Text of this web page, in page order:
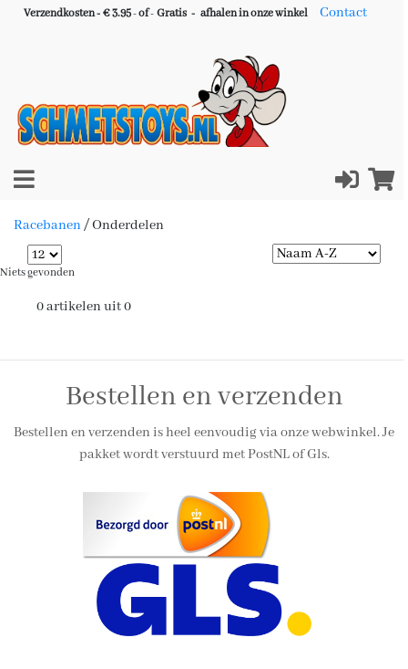
Verzendkosten - € 3.95-of- Gratis - afhalen in onze winkel Contact
Racebanen/Onderdelen
Niets gevonden
0 artikelen uit 0
Bestellen en verzenden
Bestellen en verzenden is heel eenvoudig via onze webwinkel. Je
pakket wordt verstuurd met PostNL of Gls.